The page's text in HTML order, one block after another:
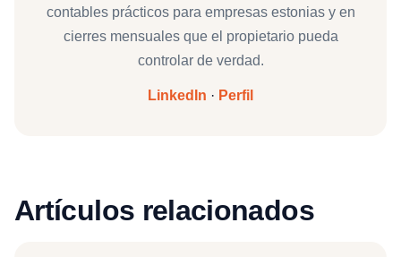
contables prácticos para empresas estonias y en
cierres mensuales que el propietario pueda
controlar de verdad.
LinkedIn · Perfil
Artículos relacionados